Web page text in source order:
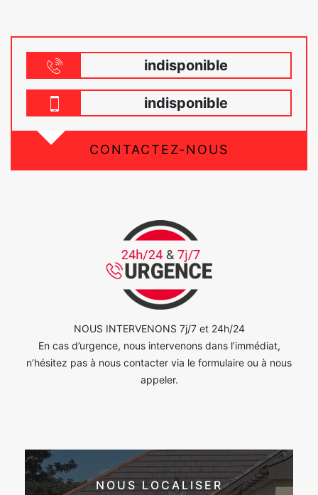
indisponible
indisponible
CONTACTEZ-NOUS
NOUS INTERVENONS 7j/7 et 24h/24
En cas d’urgence, nous intervenons dans l’immédiat,
n’hésitez pas à nous contacter via le formulaire ou à nous
appeler.
NOUS LOCALISER